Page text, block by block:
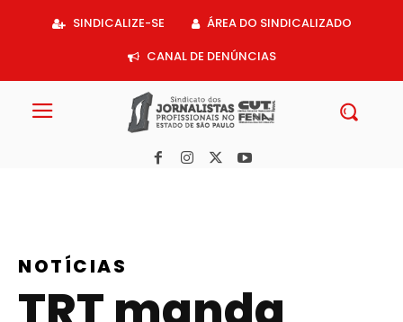
SINDICALIZE-SE
ÁREA DO SINDICALIZADO
CANAL DE DENÚNCIAS
NOTÍCIAS